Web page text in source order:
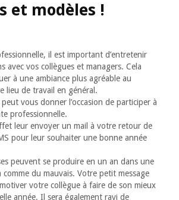
et modèles !
il est important d’entretenir
avec vos collègues et managers. Cela
à une ambiance plus agréable au
lieu de travail en général.
vous donner l’occasion de participer à
professionnelle.
leur envoyer un mail à votre retour de
pour leur souhaiter une bonne année
peuvent se produire en un an dans une
du mauvais. Votre petit message
votre collègue à faire de son mieux
année. Il sera également ravi de